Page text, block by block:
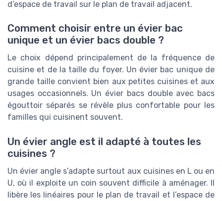
d’espace de travail sur le plan de travail adjacent.
Comment choisir entre un évier bac
unique et un évier bacs double ?
Le choix dépend principalement de la fréquence de
cuisine et de la taille du foyer. Un évier bac unique de
grande taille convient bien aux petites cuisines et aux
usages occasionnels. Un évier bacs double avec bacs
égouttoir séparés se révèle plus confortable pour les
familles qui cuisinent souvent.
Un évier angle est il adapté à toutes les
cuisines ?
Un évier angle s’adapte surtout aux cuisines en L ou en
U, où il exploite un coin souvent difficile à aménager. Il
libère les linéaires pour le plan de travail et l’espace de